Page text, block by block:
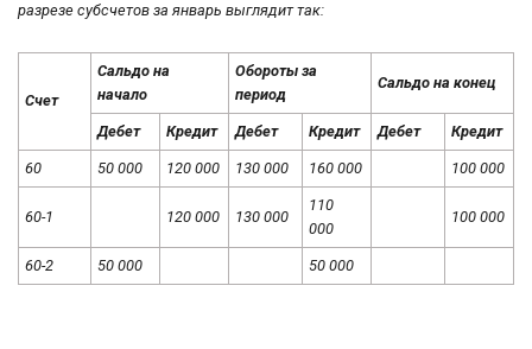
разрезе субсчетов за январь выглядит так:
Счет
Сальдо на
начало
Обороты за
период
Сальдо на конец
Дебет Кредит Дебет Кредит Дебет Кредит
60 50 000 120 000 130 000 160 000 100 000
60-1 120 000 130 000
110
000
100 000
60-2 50 000 50 000